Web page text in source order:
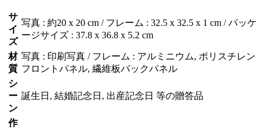
サ
イ
ズ
写真 : 約20 x 20 cm / フレーム : 32.5 x 32.5 x 1 cm / パッケ
ージサイズ : 37.8 x 36.8 x 5.2 cm
材
質
写真 : 印刷写真 / フレーム : アルミニウム, ポリスチレン
フロントパネル, 繊維板バックパネル
シ
ー
ン
誕生日, 結婚記念日, 出産記念日 等の贈答品
作